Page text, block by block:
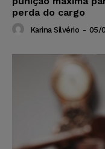
perda do cargo
Karina Silvério - 05/